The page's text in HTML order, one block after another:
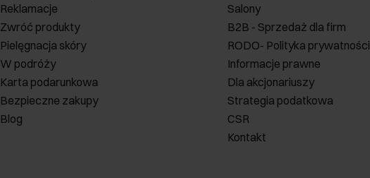
Reklamacje
Zwróć produkty
Pielęgnacja skóry
W podróży
Karta podarunkowa
Bezpieczne zakupy
Blog
Salony
B2B - Sprzedaż dla firm
RODO- Polityka prywatności
Informacje prawne
Dla akcjonariuszy
Strategia podatkowa
CSR
Kontakt